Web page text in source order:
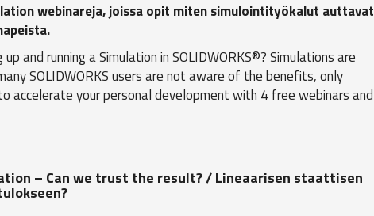
webinareja, joissa opit miten simulointityökalut auttavat
and running a Simulation in SOLIDWORKS®? Simulations are
SOLIDWORKS users are not aware of the benefits, only
accelerate your personal development with 4 free webinars and
– Can we trust the result? / Lineaarisen staattisen